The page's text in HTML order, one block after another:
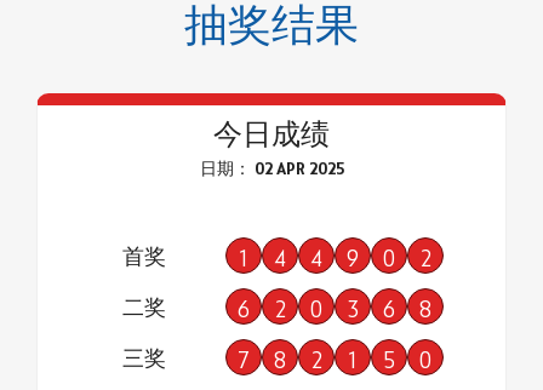
抽奖结果
今日成绩
日期： 02 APR 2025
首奖 1 4 4 9 0 2
二奖 6 2 0 3 6 8
三奖 7 8 2 1 5 0